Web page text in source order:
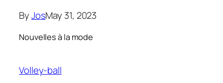
ByJosMay 31, 2023
Nouvelles à la mode
Volley-ball